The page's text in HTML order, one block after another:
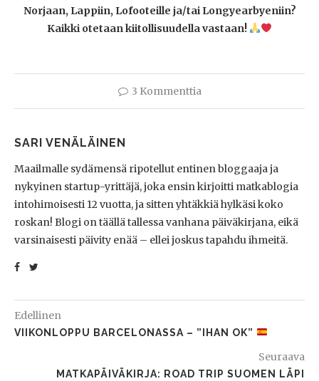
Norjaan, Lappiin, Lofooteille ja/tai Longyearbyeniin?
Kaikki otetaan kiitollisuudella vastaan!
3 Kommenttia
SARI VENÄLÄINEN
Maailmalle sydämensä ripotellut entinen bloggaaja ja
nykyinen startup-yrittäjä, joka ensin kirjoitti matkablogia
intohimoisesti 12 vuotta, ja sitten yhtäkkiä hylkäsi koko
roskan! Blogi on täällä tallessa vanhana päiväkirjana, eikä
varsinaisesti päivity enää – ellei joskus tapahdu ihmeitä.
Edellinen
VIIKONLOPPU BARCELONASSA – ”IHAN OK”
Seuraava
MATKAPÄIVÄKIRJA: ROAD TRIP SUOMEN LÄPI